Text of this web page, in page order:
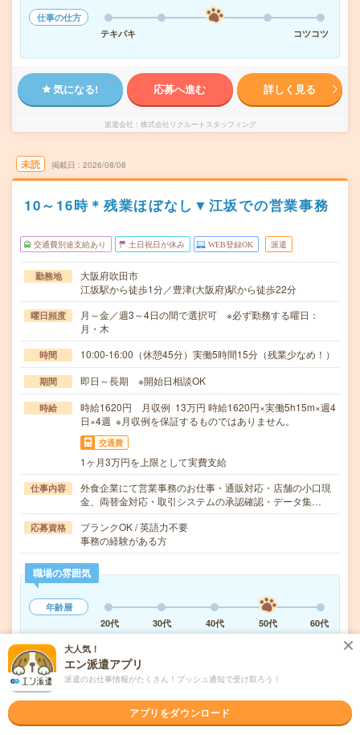
仕事の仕方
テキパキ
コツコツ
気になる! 応募へ進む 詳しく見る
派遣会社 株式会社リクルートスタッフィング
未読 掲載日 2026/08/08
10～16時＊残業ほぼなし▼江坂での営業事務
交通費別途支給あり 土日祝日が休み WEB登録OK 派遣
勤務地
大阪府吹田市
江坂駅から徒歩1分／豊津(大阪府)駅から徒歩22分
曜日頻度
月～金／週3～4日の間で選択可 ※必ず勤務する曜日：
月・木
時間 10:00-16:00（休憩45分）実働5時間15分（残業少なめ！）
期間 即日～長期 ※開始日相談OK
時給
時給1620円 月収例 13万円 時給1620円×実働5h15m×週4
日×4週 ※月収例を保証するものではありません。
交通費
1ヶ月3万円を上限として実費支給
仕事内容
外食企業にて営業事務のお仕事・通販対応・店舗の小口現
金、両替金対応・取引システムの承認確認・データ集…
応募資格
ブランクOK / 英語力不要
事務の経験がある方
職場の雰囲気
年齢層
20代
30代 40代 50代
60代
男女比率
女性
大人気！
エン派遣アプリ
派遣のお仕事情報がたくさん！プッシュ通知で受け取ろう！
アプリをダウンロード